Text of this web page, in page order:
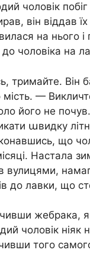
чоловік
він віддав
на нього
до чоловіка на
тримайте. Він
мість. —
його не
աвидку
що
Настала
вулицями,
до лавки, що
жебрака,
чоловік ніяк
того